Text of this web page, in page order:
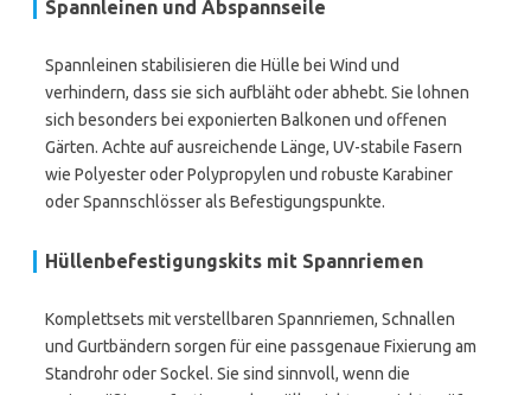
Spannleinen und Abspannseile
Spannleinen stabilisieren die Hülle bei Wind und
verhindern, dass sie sich aufbläht oder abhebt. Sie lohnen
sich besonders bei exponierten Balkonen und offenen
Gärten. Achte auf ausreichende Länge, UV-stabile Fasern
wie Polyester oder Polypropylen und robuste Karabiner
oder Spannschlösser als Befestigungspunkte.
Hüllenbefestigungskits mit Spannriemen
Komplettsets mit verstellbaren Spannriemen, Schnallen
und Gurtbändern sorgen für eine passgenaue Fixierung am
Standrohr oder Sockel. Sie sind sinnvoll, wenn die